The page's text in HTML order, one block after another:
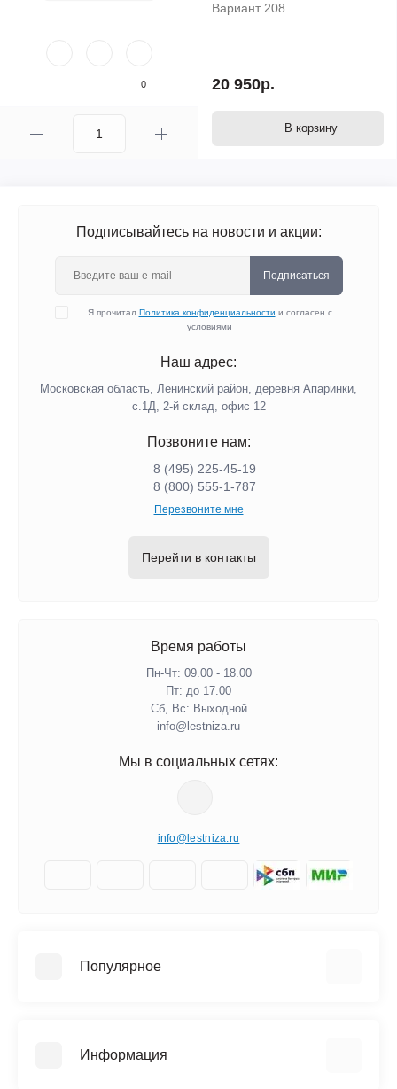
0
Вариант 208
20 950р.
В корзину
Подписывайтесь на новости и акции:
Подписаться
Я прочитал Политика конфиденциальности и согласен с
условиями
Наш адрес:
Московская область, Ленинский район, деревня Апаринки,
с.1Д, 2-й склад, офис 12
Позвоните нам:
8 (495) 225-45-19
8 (800) 555-1-787
Перезвоните мне
Перейти в контакты
Время работы
Пн-Чт: 09.00 - 18.00
Пт: до 17.00
Сб, Вс: Выходной
info@lestniza.ru
Мы в социальных сетях:
info@lestniza.ru
Популярное
Четырехсекционные лестницы
Информация